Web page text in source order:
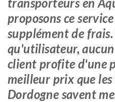
proposons ce
supplément de
qu'utilisateur,
client profite d'une
meilleur prix que
Dordogne savent